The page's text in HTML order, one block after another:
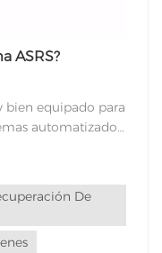
ASRS?
bien equipado para
automatizados
manera más
y gestión de la...
De